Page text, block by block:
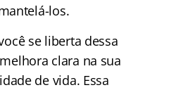
los.
se liberta dessa
clara na sua
de vida. Essa